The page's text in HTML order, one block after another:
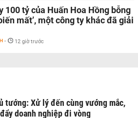
100 tỷ của Huấn Hoa Hồng bỗng
mất’, một công ty khác đã giải
- 12 giờ trước
tướng: Xử lý đến cùng vướng mắc,
doanh nghiệp đi vòng